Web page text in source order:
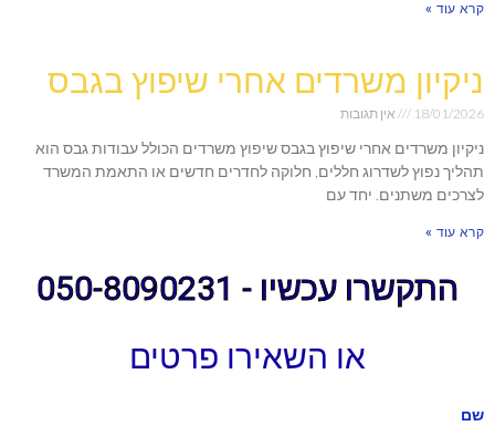
קרא עוד »
ניקיון משרדים אחרי שיפוץ בגבס
18/01/2026 אין תגובות
ניקיון משרדים אחרי שיפוץ בגבס שיפוץ משרדים הכולל עבודות גבס הוא
תהליך נפוץ לשדרוג חללים, חלוקה לחדרים חדשים או התאמת המשרד
לצרכים משתנים. יחד עם
קרא עוד »
התקשרו עכשיו - 050-8090231
או השאירו פרטים
שם